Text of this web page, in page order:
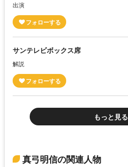
出演
サンテレビボックス席
解説
もっと見る
真弓明信の関連人物